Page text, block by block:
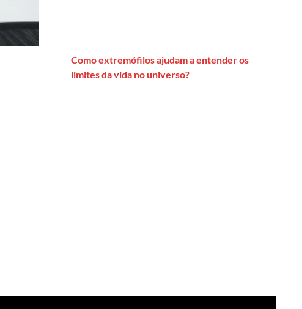
Sinto falta de ver mais grandes reportagens sobre ciência
Como extremófilos ajudam a entender os
limites da vida no universo?